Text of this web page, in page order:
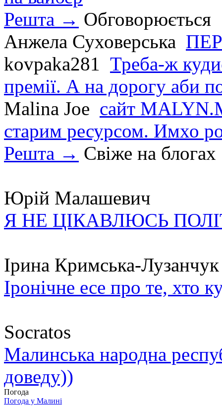
Решта → Обговорюється
Анжела Суховерська
kovpaka281 Треба-ж
премії. А на дорогу аби
Malina Joe сайт
старим ресурсом. Имхо
Решта → Свіже на блогах
Юрій Малашевич
Я НЕ ЦІКАВЛЮСЬ
Ірина Кримська-Лузанчук
Іронічне есе про те, хто
Socratos
Малинська народна
доведу))
Погода
Погода у Малині